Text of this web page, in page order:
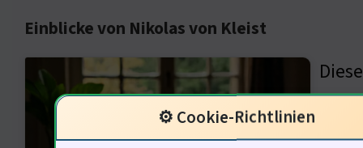
Einblicke von Nikolas von Kleist
Wir
⚙️ Cookie-Richtlinien